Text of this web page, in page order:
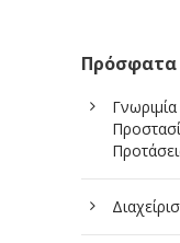
Πρόσφατα